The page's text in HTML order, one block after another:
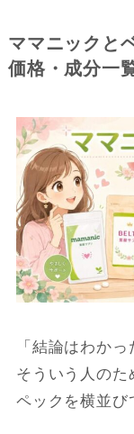
ママニックと
価格・成分一
「結論はわか
そういう人のた
ペックを横並び